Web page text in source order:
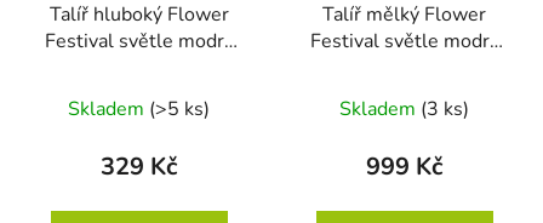
Talíř hluboký Flower
Festival světle modrá
Skladem (>5 ks)
329 Kč
Talíř mělký Flower
Festival světle modrá
Skladem (3 ks)
999 Kč